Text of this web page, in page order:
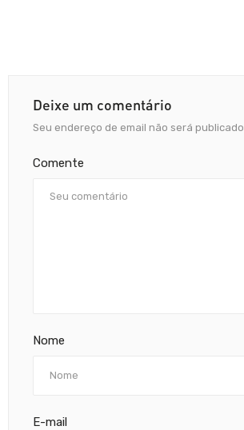
Deixe um comentário
Seu endereço de email não será publicado.
Comente
Nome
E-mail